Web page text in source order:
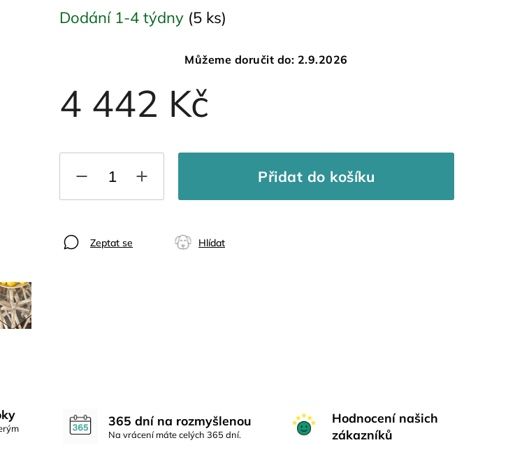
4 442 Kč
Dodání 1-4 týdny (5 ks)
Můžeme doručit do: 2.9.2026
Přidat do košíku
Zeptat se Hlídat
365 dní na rozmyšlenou
Na vrácení máte celých 365 dní.
Hodnocení našich
zákazníků